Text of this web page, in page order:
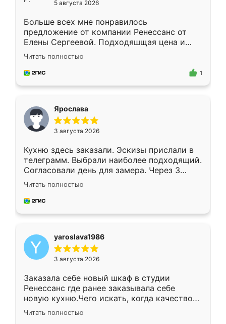
5 августа 2026
Больше всех мне понравилось
предложение от компании Ренессанс от
Елены Сергеевой. Подходяшщая цена и
короткие сроки изготовления. Приехавший
для замера сотрудник Владислав
предложил по моему эскизу самый
Читать полностью
1
Ярослава
3 августа 2026
Кухню здесь заказали. Эскизы прислали в
телеграмм. Выбрали наиболее подходящий.
Согласовали день для замера. Через 3
недели кухня была уже готова. Остались
довольны работой. Спасибо Ренессанс
мебель за качественную работу!
Читать полностью
yaroslava1986
3 августа 2026
Заказала себе новый шкаф в студии
Ренессанс где ранее заказывала себе
новую кухню.Чего искать, когда качеством
вполне довольна. Служит кухня уже почти
два года, нареканий нет.
Читать полностью